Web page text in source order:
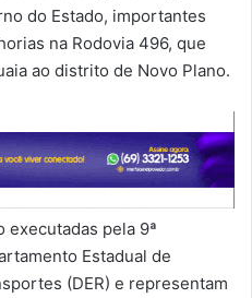
do Estado, importantes
na Rodovia 496, que
ao distrito de Novo Plano.
executadas pela 9ª
Estadual de
(DER) e representam